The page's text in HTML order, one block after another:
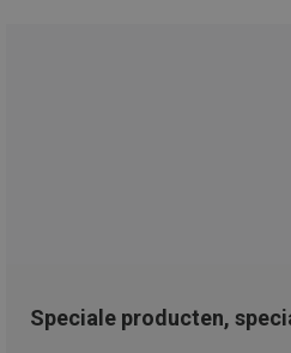
Speciale producten,